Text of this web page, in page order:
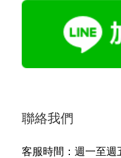
聯絡我們
客服時間：週一至